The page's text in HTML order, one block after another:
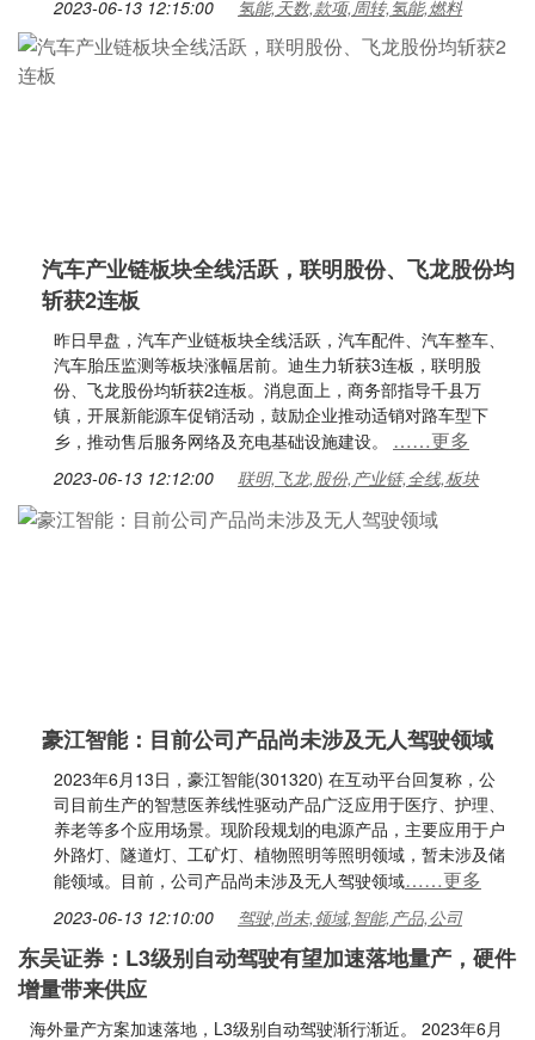
2023-06-13 12:15:00 氢能,天数,款项,周转,氢能,燃料
汽车产业链板块全线活跃，联明股份、飞龙股份均
斩获2连板
昨日早盘，汽车产业链板块全线活跃，汽车配件、汽车整车、
汽车胎压监测等板块涨幅居前。迪生力斩获3连板，联明股
份、飞龙股份均斩获2连板。消息面上，商务部指导千县万
镇，开展新能源车促销活动，鼓励企业推动适销对路车型下
乡，推动售后服务网络及充电基础设施建设。 ……更多
2023-06-13 12:12:00 联明,飞龙,股份,产业链,全线,板块
豪江智能：目前公司产品尚未涉及无人驾驶领域
2023年6月13日，豪江智能(301320) 在互动平台回复称，公
司目前生产的智慧医养线性驱动产品广泛应用于医疗、护理、
养老等多个应用场景。现阶段规划的电源产品，主要应用于户
外路灯、隧道灯、工矿灯、植物照明等照明领域，暂未涉及储
能领域。目前，公司产品尚未涉及无人驾驶领域……更多
2023-06-13 12:10:00 驾驶,尚未,领域,智能,产品,公司
东吴证券：L3级别自动驾驶有望加速落地量产，硬件
增量带来供应
海外量产方案加速落地，L3级别自动驾驶渐行渐近。 2023年6月